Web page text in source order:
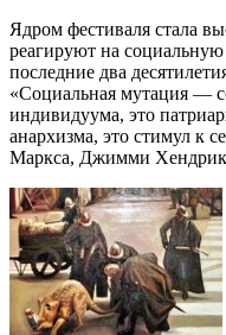
Ядром фестиваля стала
реагируют на
последние два
«Социальная мутация —
индивидуума, это
анархизма, это стимул к
Маркса, Джимми